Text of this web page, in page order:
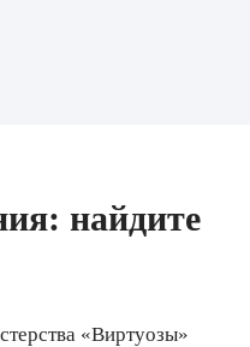
найдите
«Виртуозы»